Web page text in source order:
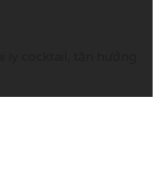
ly cocktail, tận hưởng